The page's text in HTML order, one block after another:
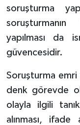
soruşturma
yapılması da
güvencesidir.
Soruşturma emri
denk görevde
olayla ilgili
alınması, ifade